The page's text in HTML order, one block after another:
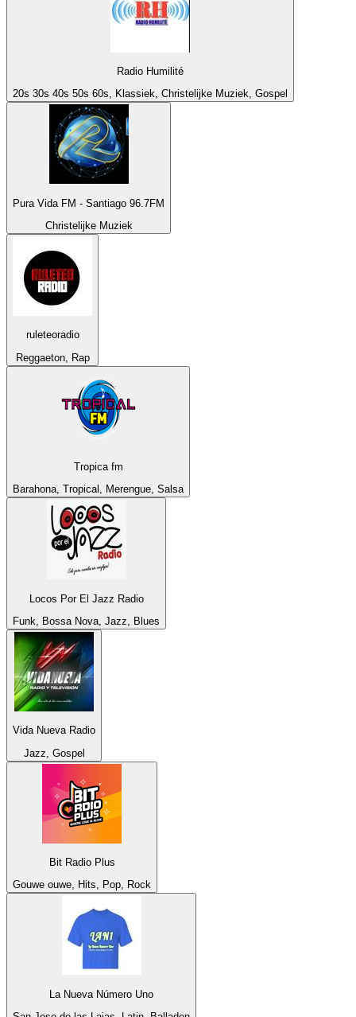
Radio Humilité
20s 30s 40s 50s 60s, Klassiek, Christelijke Muziek, Gospel
Pura Vida FM - Santiago 96.7FM
Christelijke Muziek
ruleteoradio
Reggaeton, Rap
Tropica fm
Barahona, Tropical, Merengue, Salsa
Locos Por El Jazz Radio
Funk, Bossa Nova, Jazz, Blues
Vida Nueva Radio
Jazz, Gospel
Bit Radio Plus
Gouwe ouwe, Hits, Pop, Rock
La Nueva Número Uno